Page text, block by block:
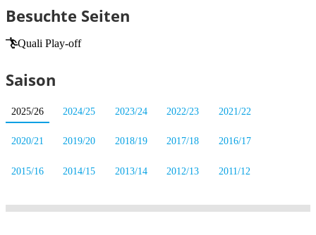
Besuchte Seiten
Quali Play-off
Saison
2025/26 2024/25 2023/24 2022/23 2021/22
2020/21 2019/20 2018/19 2017/18 2016/17
2015/16 2014/15 2013/14 2012/13 2011/12